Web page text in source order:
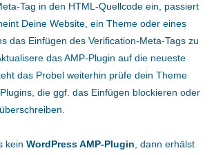
Tag in den HTML-Quellcode ein, passiert
Deine Website, ein Theme oder eines
das Einfügen des Verification-Meta-Tags zu
das AMP-Plugin auf die neueste
das Probel weiterhin prüfe dein Theme
die ggf. das Einfügen blockieren oder
kein WordPress AMP-Plugin , dann erhälst